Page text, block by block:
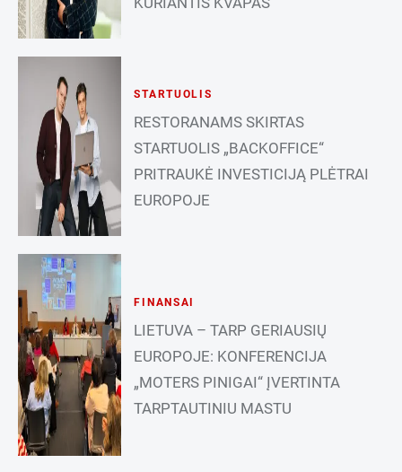
STARTUOLIS
RESTORANAMS SKIRTAS
STARTUOLIS „BACKOFFICE“
PRITRAUKĖ INVESTICIJĄ PLĖTRAI
EUROPOJE
FINANSAI
LIETUVA – TARP GERIAUSIŲ
EUROPOJE: KONFERENCIJA
„MOTERS PINIGAI“ ĮVERTINTA
TARPTAUTINIU MASTU